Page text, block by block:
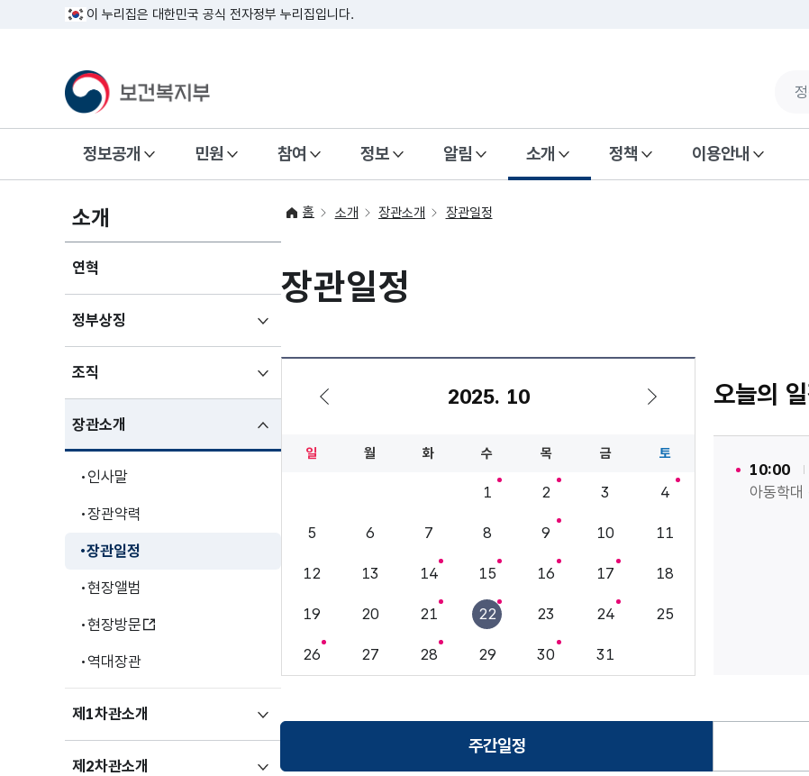
이 누리집은 대한민국 공식 전자정부 누리집입니다.
정보공개 민원 참여 정보 알림 소개 정책 이용안내
소개
연혁
정부상징
펼치기
조직
펼치기
장관소개
펼친상태
인사말
장관약력
장관일정
현장앨범
현장방문
역대장관
제1차관소개
펼치기
제2차관소개
홈 소개 장관소개 장관일정
장관일정
2025. 10
일 월 화 수 목 금 토
1 2 3 4
5 6 7 8 9 10 11
12 13 14 15 16 17 18
19 20 21 22 23 24 25
26 27 28 29 30 31
오늘의
10:00
아동학대
주간일정
선택됨